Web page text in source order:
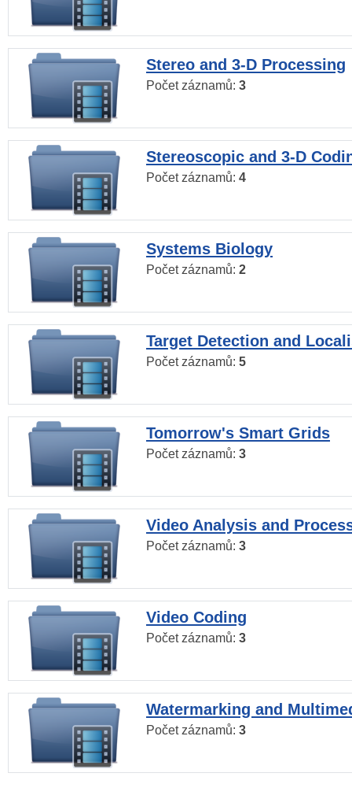
Stereo and 3-D Processing
Počet záznamů: 3
Stereoscopic and 3-D
Počet záznamů: 4
Systems Biology
Počet záznamů: 2
Target Detection and
Počet záznamů: 5
Tomorrow's Smart Grids
Počet záznamů: 3
Video Analysis and
Počet záznamů: 3
Video Coding
Počet záznamů: 3
Watermarking and
Počet záznamů: 3